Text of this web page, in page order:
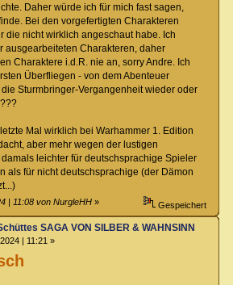
Daher würde ich für mich fast sagen,
Bei den vorgefertigten Charakteren
die nicht wirklich angeschaut habe. Ich
ausgearbeiteten Charakteren, daher
Charaktere i.d.R. nie an, sorry Andre. Ich
Überfliegen - von dem Abenteuer
Sturmbringer-Vergangenheit wieder oder
Mal wirklich bei Warhammer 1. Edition
aber mehr wegen der lustigen
leichter für deutschsprachige Spieler
als für nicht deutschsprachige (der Dämon
| 11:08 von NurgleHH » Gespeichert
SAGA VON SILBER & WAHNSINN
| 11:21 »